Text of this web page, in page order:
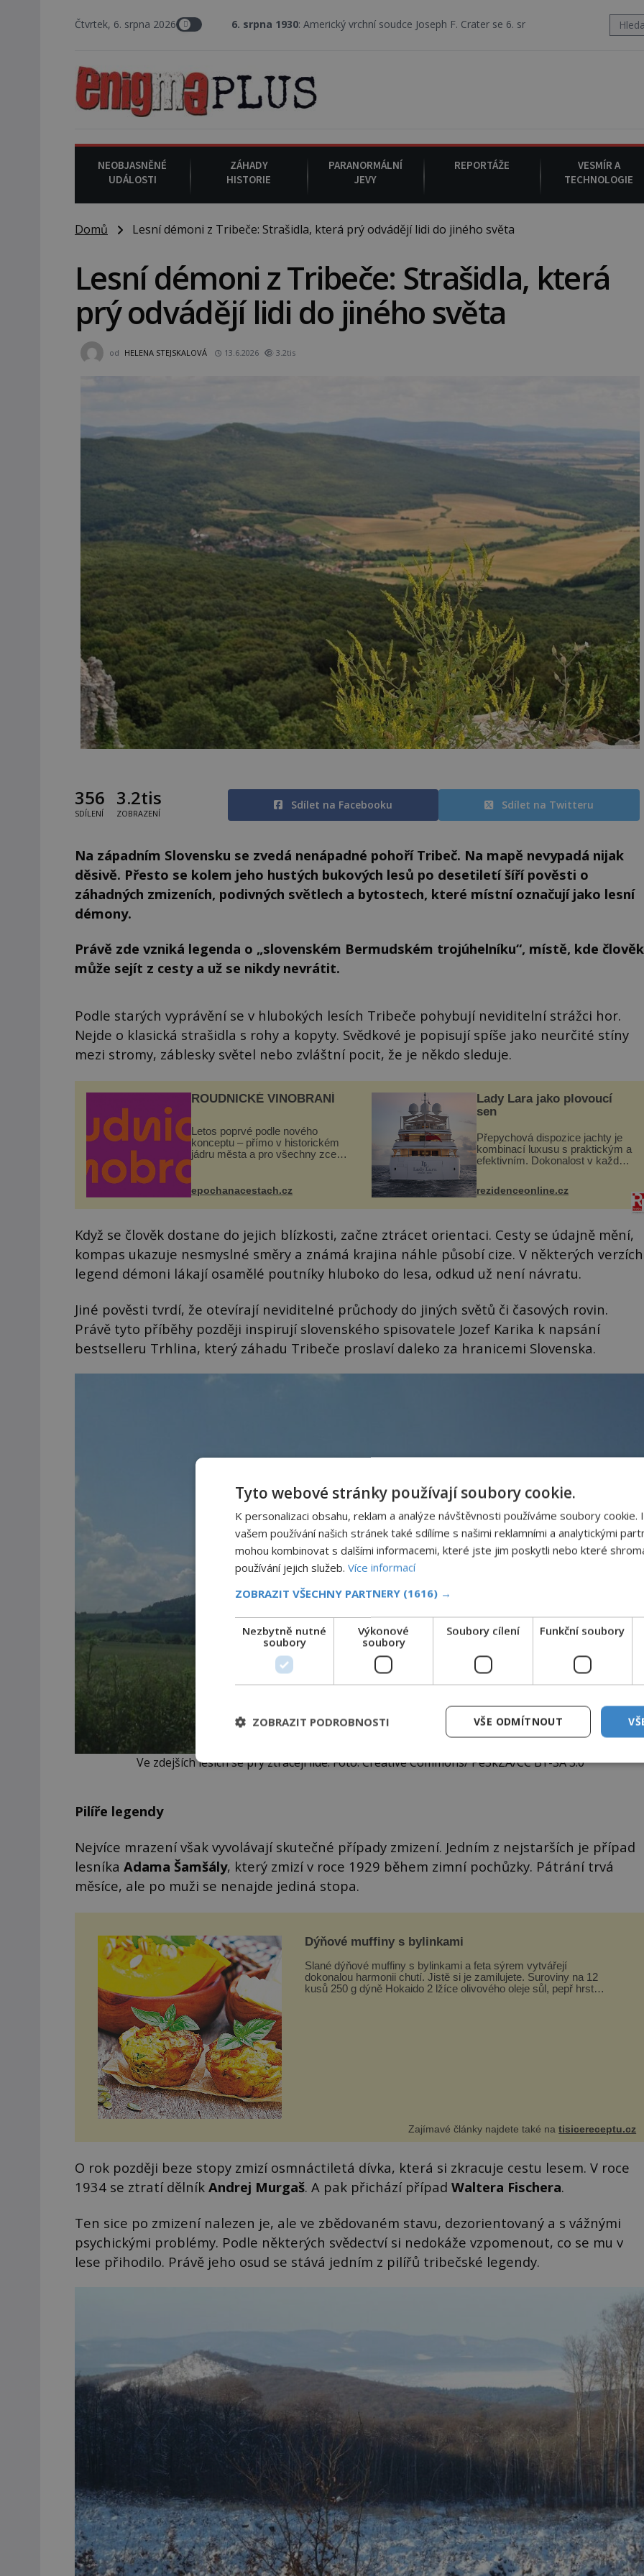
Čtvrtek, 6. srpna 20266. srpna 1930 : Americký vrchní soudce Joseph F. Crater se 6. srpna 1930 navečeří ve své oblíbené
NEOBJASNĚNÉ
UDÁLOSTI
ZÁHADY
HISTORIE
PARANORMÁLNÍ
JEVY
REPORTÁŽE
VESMÍR A
TECHNOLOGIE
Domů Lesní démoni z Tribeče: Strašidla, která prý odvádějí lidi do jiného světa
Lesní démoni z Tribeče: Strašidla, která
prý odvádějí lidi do jiného světa
od HELENA STEJSKALOVÁ 13.6.2026 3.2tis
356
SDÍLENÍ
3.2tis
ZOBRAZENÍ
Sdílet na Facebooku Sdílet na Twitteru
Na západním Slovensku se zvedá nenápadné pohoří Tribeč. Na mapě nevypadá nijak
děsivě. Přesto se kolem jeho hustých bukových lesů po desetiletí šíří pověsti o
záhadných zmizeních, podivných světlech a bytostech, které místní označují jako lesní
démony.
Právě zde vzniká legenda o „slovenském Bermudském trojúhelníku“, místě, kde člověk
může sejít z cesty a už se nikdy nevrátit.
Podle starých vyprávění se v hlubokých lesích Tribeče pohybují neviditelní strážci hor.
Nejde o klasická strašidla s rohy a kopyty. Svědkové je popisují spíše jako neurčité stíny
mezi stromy, záblesky světel nebo zvláštní pocit, že je někdo sleduje.
ROUDNICKÉ VINOBRANÍ
Letos poprvé podle nového
konceptu – přímo v historickém
jádru města a pro všechny zcela
náměstí. Návštěvníci se mohou
těšit na víno, burčák, pes...
epochanacestach.cz
Lady Lara jako plovoucí
sen
Přepychová dispozice jachty je
kombinací luxusu s praktickým a
efektivním. Dokonalost v každém
paluby. Monacký přístav nabízí
každoročn...
rezidenceonline.cz
Když se člověk dostane do jejich blízkosti, začne ztrácet orientaci. Cesty se údajně mění,
kompas ukazuje nesmyslné směry a známá krajina náhle působí cize. V některých verzích
legend démoni lákají osamělé poutníky hluboko do lesa, odkud už není návratu.
Jiné pověsti tvrdí, že otevírají neviditelné průchody do jiných světů či časových rovin.
Právě tyto příběhy později inspirují slovenského spisovatele Jozef Karika k napsání
bestselleru Trhlina, který záhadu Tribeče proslaví daleko za hranicemi Slovenska.
Ve zdejších lesích se prý ztrácejí lidé. Foto: Creative Commons/ Pe3kZA/CC BY-SA 3.0
Pilíře legendy
Nejvíce mrazení však vyvolávají skutečné případy zmizení. Jedním z nejstarších je případ
lesníka Adama Šamšály, který zmizí v roce 1929 během zimní pochůzky. Pátrání trvá
měsíce, ale po muži se nenajde jediná stopa.
Dýňové muffiny s bylinkami
Slané dýňové muffiny s bylinkami a feta sýrem vytvářejí
dokonalou harmonii chutí. Jistě si je zamilujete. Suroviny na 12
kusů 250 g dýně Hokaido 2 lžíce olivového oleje sůl, pepř hrst
Zajímavé články najdete také natisicereceptu.cz
O rok později beze stopy zmizí osmnáctiletá dívka, která si zkracuje cestu lesem. V roce
1934 se ztratí dělník Andrej Murgaš. A pak přichází případ Waltera Fischera.
Ten sice po zmizení nalezen je, ale ve zbědovaném stavu, dezorientovaný a s vážnými
psychickými problémy. Podle některých svědectví si nedokáže vzpomenout, co se mu v
lese přihodilo. Právě jeho osud se stává jedním z pilířů tribečské legendy.
Tyto webové stránky používají soubory cookie.
K personalizaci obsahu, reklam a analýze návštěvnosti používáme soubory cookie.
vašem používání našich stránek také sdílíme s našimi reklamními a analytickými
mohou kombinovat s dalšími informacemi, které jste jim poskytli nebo které
používání jejich služeb. Více informací
ZOBRAZIT VŠECHNY PARTNERY (1616) →
Nezbytně nutné
soubory
Výkonové
soubory
Soubory cílení Funkční soubory
VŠE ODMÍTNOUT
ZOBRAZIT PODROBNOSTI